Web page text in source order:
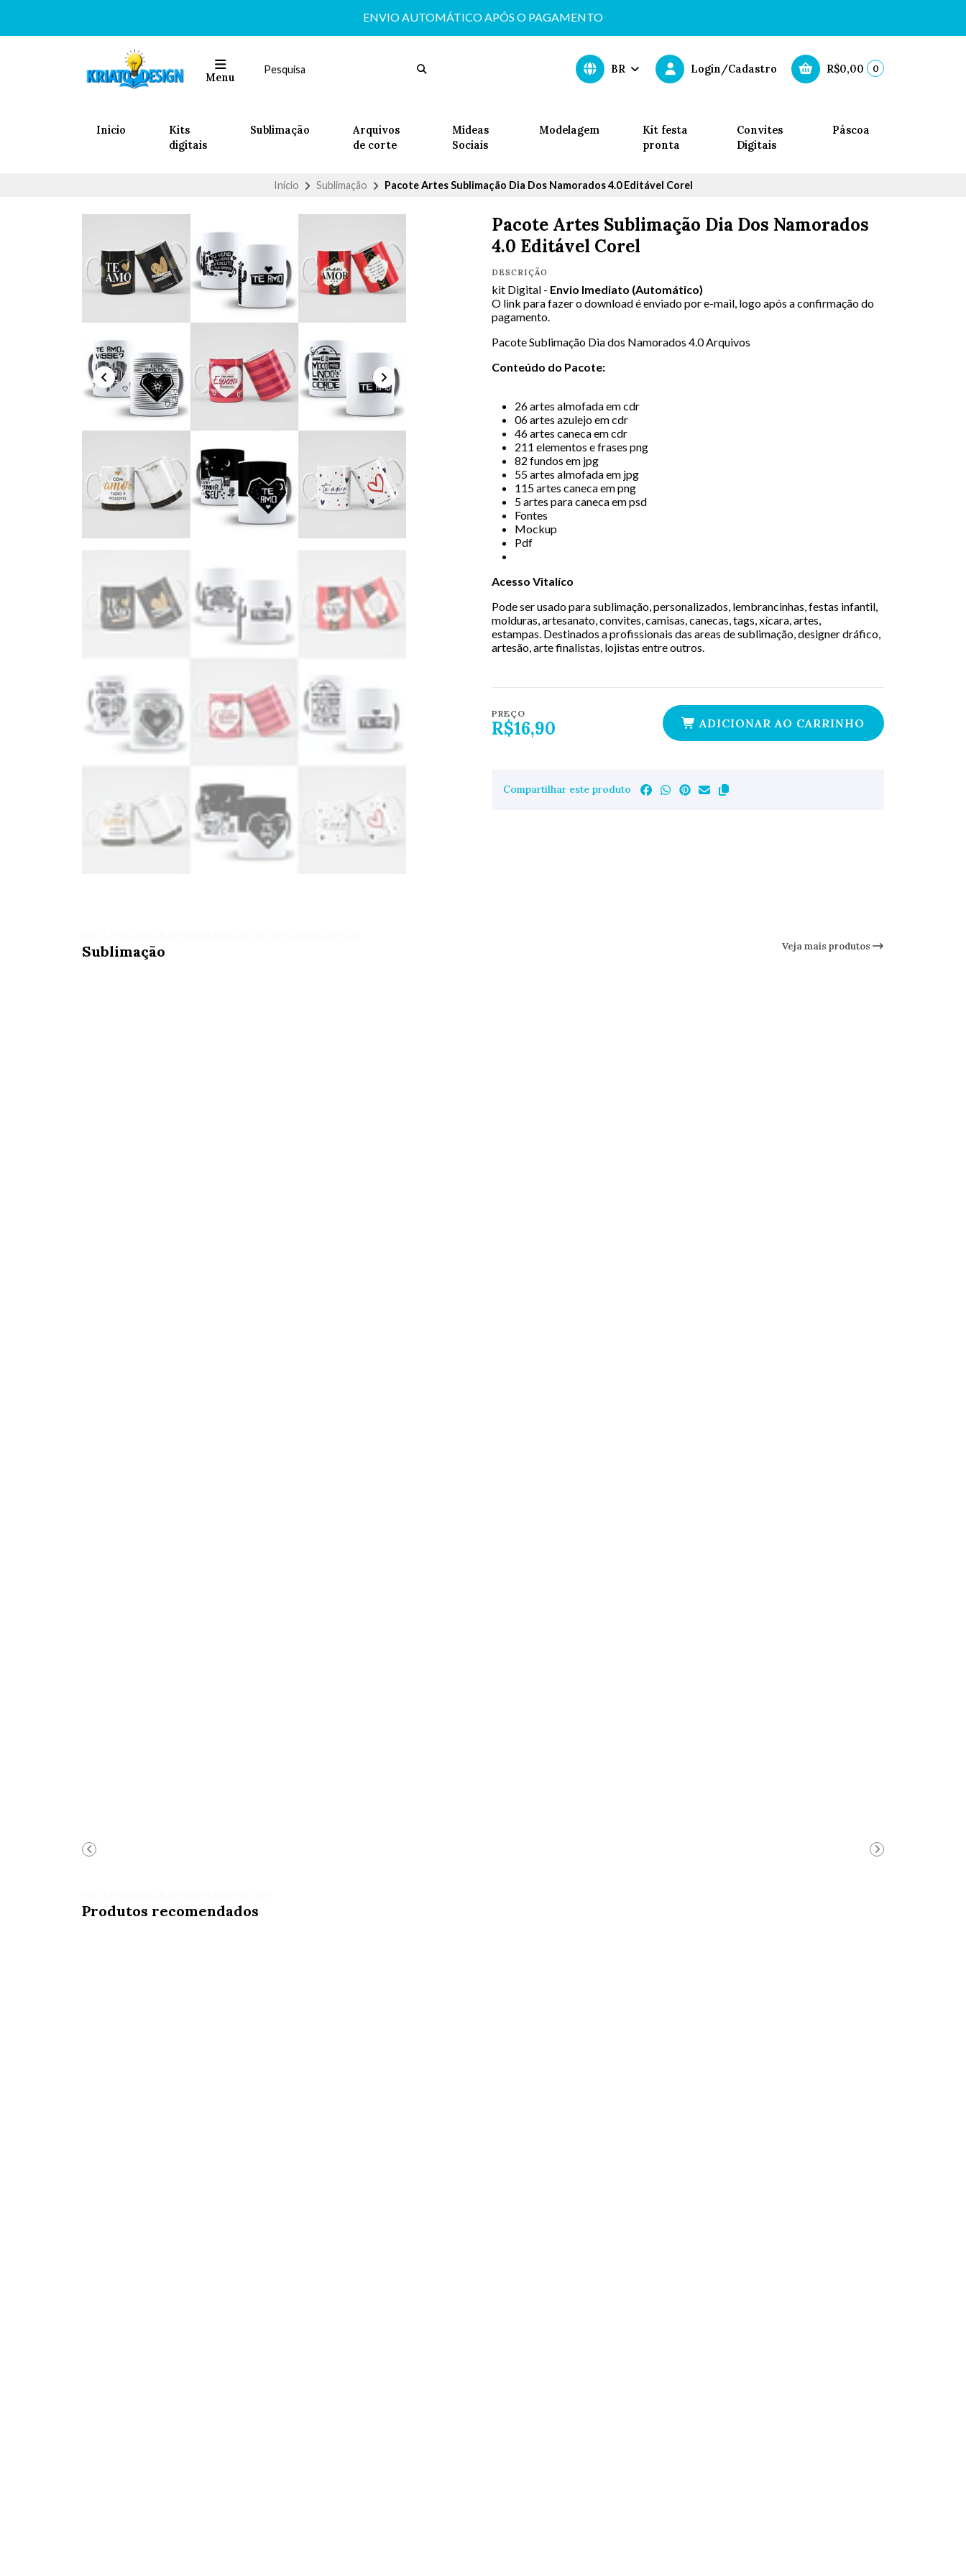
ENVIO AUTOMÁTICO APÓS O PAGAMENTO
Menu
BR Login/Cadastro R$0,00 0
Inicio
Kits
digitais
Sublimação
Arquivos
de corte
Mídeas
Sociais
Modelagem
Kit festa
pronta
Convites
Digitais
Páscoa
Início Sublimação Pacote Artes Sublimação Dia Dos Namorados 4.0 Editável Corel
Pacote Artes Sublimação Dia Dos Namorados
4.0 Editável Corel
DESCRIÇÃO
kit Digital - Envio Imediato (Automático)
O link para fazer o download é enviado por e-mail, logo após a confirmação do
pagamento.
Pacote Sublimação Dia dos Namorados 4.0 Arquivos
Conteúdo do Pacote:
26 artes almofada em cdr
06 artes azulejo em cdr
46 artes caneca em cdr
211 elementos e frases png
82 fundos em jpg
55 artes almofada em jpg
115 artes caneca em png
5 artes para caneca em psd
Fontes
Mockup
Pdf
Acesso Vitalíco
Pode ser usado para sublimação, personalizados, lembrancinhas, festas infantil,
molduras, artesanato, convites, camisas, canecas, tags, xícara, artes,
estampas. Destinados a profissionais das areas de sublimação, designer dráfico,
artesão, arte finalistas, lojistas entre outros.
PREÇO
R$16,90 ADICIONAR AO CARRINHO
Compartilhar este produto
Sublimação Veja mais produtos
Produtos recomendados